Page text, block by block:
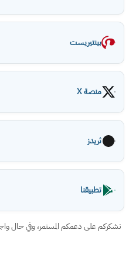
بينتيريست
منصة X
ثريدز
تطبيقنا
نشكركم على دعمكم المستمر، وفي حال